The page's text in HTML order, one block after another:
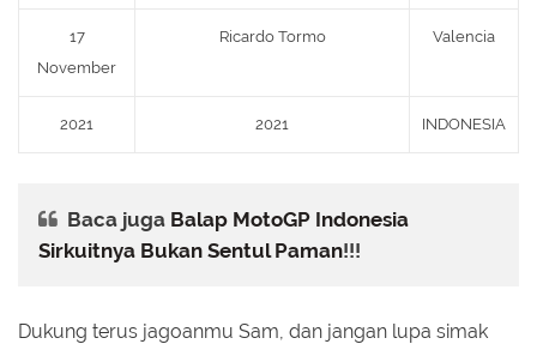
17
November
Ricardo Tormo Valencia
2021 2021 INDONESIA
Baca juga Balap MotoGP Indonesia
Sirkuitnya Bukan Sentul Paman!!!
Dukung terus jagoanmu Sam, dan jangan lupa simak